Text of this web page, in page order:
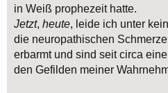
in Weiß prophezeit hatte.
Jetzt, heute, leide ich unter
die neuropathischen
erbarmt und sind seit circa
den Gefilden meiner